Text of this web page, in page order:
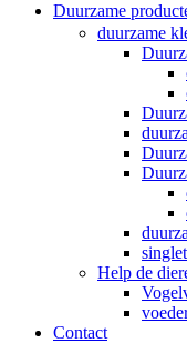
Duurzame
duurzame
Help de
Contact